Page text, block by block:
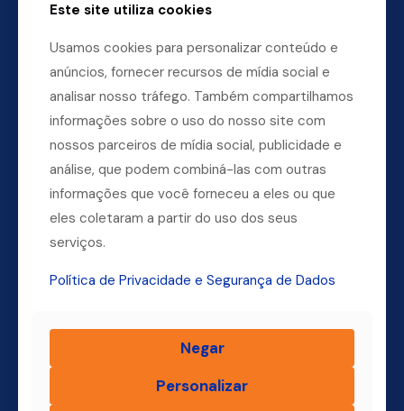
Dúvidas? Ligue para a nossa central.
Finsol
Quem Somos
Este site utiliza cookies
Usamos cookies para personalizar conteúdo e
anúncios, fornecer recursos de mídia social e
analisar nosso tráfego. Também compartilhamos
informações sobre o uso do nosso site com
nossos parceiros de mídia social, publicidade e
análise, que podem combiná-las com outras
informações que você forneceu a eles ou que
eles coletaram a partir do uso dos seus
serviços.
Política de Privacidade e Segurança de Dados
Negar
Personalizar